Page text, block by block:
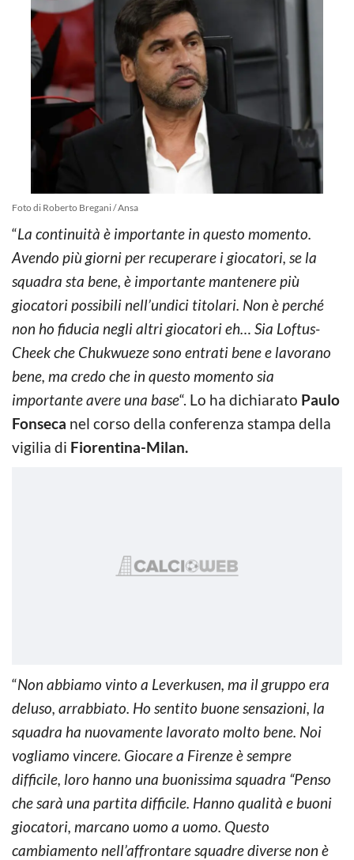
Foto di Roberto Bregani / Ansa
“La continuità è importante in questo momento.
Avendo più giorni per recuperare i giocatori, se la
squadra sta bene, è importante mantenere più
giocatori possibili nell’undici titolari. Non è perché
non ho fiducia negli altri giocatori eh… Sia Loftus-
Cheek che Chukwueze sono entrati bene e lavorano
bene, ma credo che in questo momento sia
importante avere una base“. Lo ha dichiarato Paulo
Fonseca nel corso della conferenza stampa della
vigilia di Fiorentina-Milan.
“Non abbiamo vinto a Leverkusen, ma il gruppo era
deluso, arrabbiato. Ho sentito buone sensazioni, la
squadra ha nuovamente lavorato molto bene. Noi
vogliamo vincere. Giocare a Firenze è sempre
difficile, loro hanno una buonissima squadra “Penso
che sarà una partita difficile. Hanno qualità e buoni
giocatori, marcano uomo a uomo. Questo
cambiamento nell’affrontare squadre diverse non è